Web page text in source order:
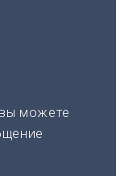
можете